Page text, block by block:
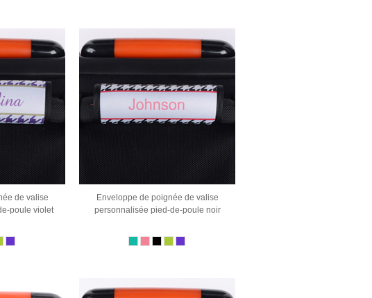
de valise
poule violet
Enveloppe de poignée de valise
personnalisée pied-de-poule noir